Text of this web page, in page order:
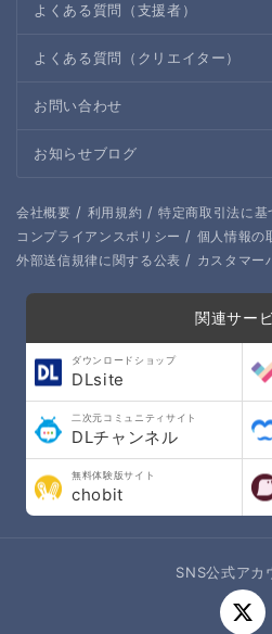
よくある質問（支援者）
よくある質問（クリエイター）
お問い合わせ
お知らせブログ
会社概要 / 利用規約 / 特定商取引法に基
コンプライアンスポリシー / 個人情報の
外部送信規律に関する公表 / カスタマー
関連サー
ダウンロードショップ
DLsite
二次元コミュニティサイト
DLチャンネル
無料体験版サイト
chobit
SNS公式アカ